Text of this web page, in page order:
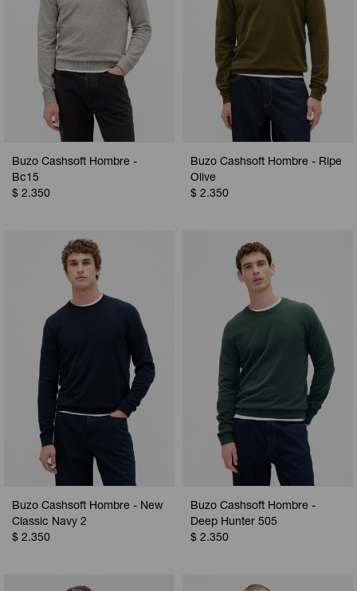
Buzo Cashsoft Hombre -
Bc15
$ 2.350
Buzo Cashsoft Hombre - Ripe
Olive
$ 2.350
Buzo Cashsoft Hombre - New
Classic Navy 2
$ 2.350
Buzo Cashsoft Hombre -
Deep Hunter 505
$ 2.350